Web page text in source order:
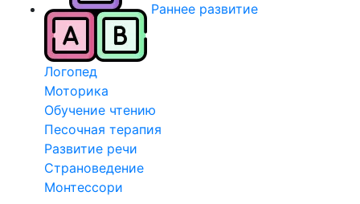
Раннее развитие
Логопед
Моторика
Обучение чтению
Песочная терапия
Развитие речи
Страноведение
Монтессори